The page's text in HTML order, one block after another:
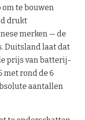
te bouwen
drukt
merken — de
Duitsland laat dat
prijs van batterij-
met rond de 6
aantallen